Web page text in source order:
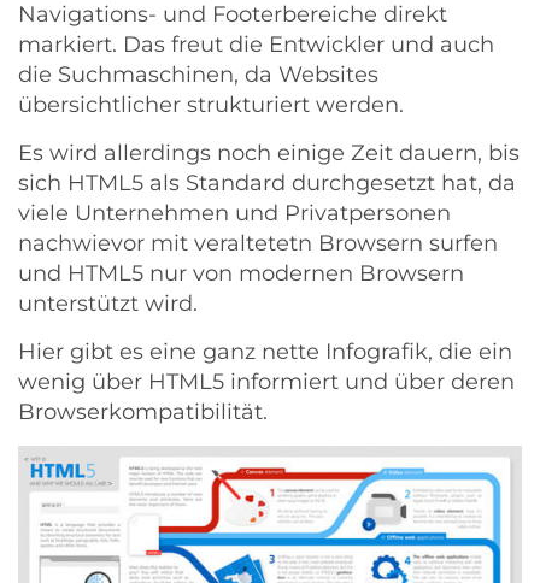
Navigations- und Footerbereiche direkt
markiert. Das freut die Entwickler und auch
die Suchmaschinen, da Websites
übersichtlicher strukturiert werden.
Es wird allerdings noch einige Zeit dauern, bis
sich HTML5 als Standard durchgesetzt hat, da
viele Unternehmen und Privatpersonen
nachwievor mit veraltetetn Browsern surfen
und HTML5 nur von modernen Browsern
unterstützt wird.
Hier gibt es eine ganz nette Infografik, die ein
wenig über HTML5 informiert und über deren
Browserkompatibilität.